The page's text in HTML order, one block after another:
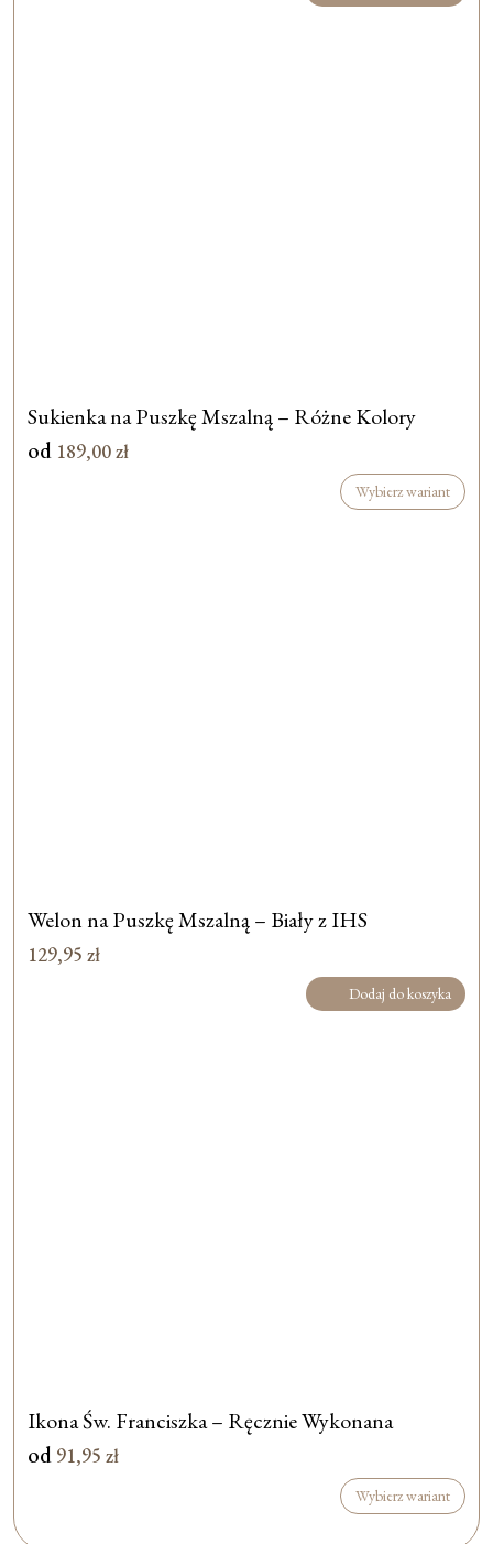
Sukienka na Puszkę Mszalną – Różne Kolory
od 189,00zł
Wybierz wariant
Welon na Puszkę Mszalną – Biały z IHS
129,95 zł
Dodaj do koszyka
Ikona Św. Franciszka – Ręcznie Wykonana
od 91,95 zł
Wybierz wariant